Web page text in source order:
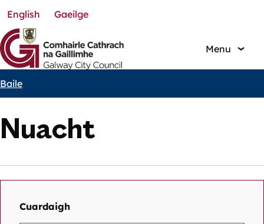
Skip
to
main
content
English Gaeilge
Menu
Breadcrumbs
Baile
Nuacht
Cuardaigh